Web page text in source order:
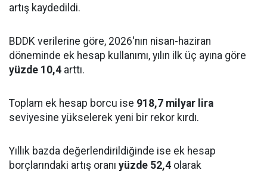
artış kaydedildi.
BDDK verilerine göre, 2026'nın nisan-haziran
döneminde ek hesap kullanımı, yılın ilk üç ayına göre
yüzde 10,4 arttı.
Toplam ek hesap borcu ise 918,7 milyar lira
seviyesine yükselerek yeni bir rekor kırdı.
Yıllık bazda değerlendirildiğinde ise ek hesap
borçlarındaki artış oranı yüzde 52,4 olarak